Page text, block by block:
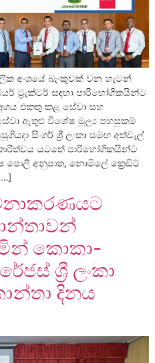
අංශයේ බැංකුවක් වන හැටන්
ට්‍රැක්ටර් සඳහා පාරිභෝගිකයින්ට
එකතු කළ සේවා සහ
ඇතුළු විශේෂ මූල්‍ය පහසුකම්
සිංගර් ශ්‍රී ලංකා සමඟ අත්වැල්
යටතේ පාරිභෝගිකයින්ට
පොලී අනුපාත, නොමිලේ ක්‍රෙඩිට්
කොකා-
ශ්‍රී ලංකා
දිනය